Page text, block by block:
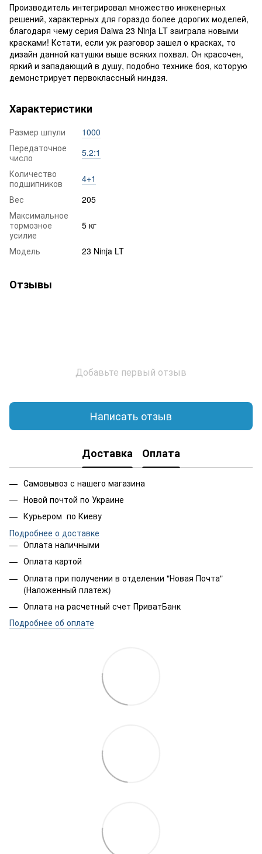
Производитель интегрировал множество инженерных
решений, характерных для гораздо более дорогих моделей,
благодаря чему серия Daiwa 23 Ninja LT заиграла новыми
красками! Кстати, если уж разговор зашел о красках, то
дизайн данной катушки выше всяких похвал. Он красочен,
яркий и западающий в душу, подобно технике боя, которую
демонстрирует первоклассный ниндзя.
Характеристики
Размер шпули
1000
Передаточное
число
5.2:1
Количество
подшипников
4+1
Вес
205
Максимальное
тормозное
усилие
5 кг
Модель 23 Ninja LT
Отзывы
Добавьте первый отзыв
Написать отзыв
Доставка Оплата
Самовывоз с нашего магазина
Новой почтой по Украине
Курьером по Киеву
Подробнее о доставке
Оплата наличными
Оплата картой
Оплата при получении в отделении "Новая Почта"
(Наложенный платеж)
Оплата на расчетный счет ПриватБанк
Подробнее об оплате